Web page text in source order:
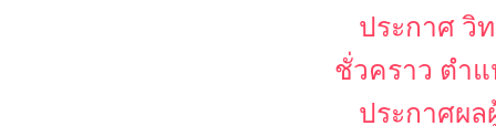
ประกาศ วิ
ชั่วคราว ตำ
ประกาศผล